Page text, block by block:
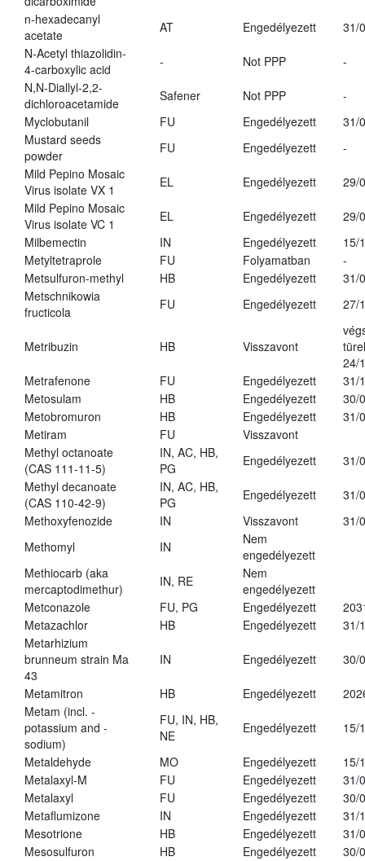
n-hexadecanyl
acetate
AT Engedélyezett
31/
N-Acetyl thiazolidin-
4-carboxylic acid
- Not PPP
-
N,N-Diallyl-2,2-
dichloroacetamide
Safener Not PPP
-
Myclobutanil
FU Engedélyezett
31/
Mustard seeds
powder
FU Engedélyezett
-
Mild Pepino Mosaic
Virus isolate VX 1
EL Engedélyezett
29/
Mild Pepino Mosaic
Virus isolate VC 1
EL Engedélyezett
29/
Milbemectin
IN Engedélyezett
15/
Metyltetraprole
FU Folyamatban
-
Metsulfuron-methyl
HB Engedélyezett
31/
Metschnikowia
fructicola
FU Engedélyezett 27/
Metribuzin HB Visszavont
24/
Metrafenone
FU Engedélyezett
31/
Metosulam
HB Engedélyezett
30/
Metobromuron
HB Engedélyezett
31/
Metiram
FU
Visszavont
Methyl octanoate
(CAS 111-11-5)
IN, AC, HB,
PG
Engedélyezett
31/
Methyl decanoate
(CAS 110-42-9)
IN, AC, HB,
PG
Engedélyezett
31/
Methoxyfenozide
IN Visszavont
31/
Methomyl
IN
Nem
engedélyezett
Methiocarb (aka
mercaptodimethur)
IN, RE
Nem
engedélyezett
Metconazole
FU, PG Engedélyezett
Metazachlor
HB Engedélyezett
31/
Metarhizium
brunneum strain Ma
43
IN Engedélyezett 30/
Metamitron HB Engedélyezett
Metam (incl. -
potassium and -
sodium)
FU, IN, HB,
NE
Engedélyezett 15/
Metaldehyde MO Engedélyezett
15/
Metalaxyl-M
FU Engedélyezett
31/
Metalaxyl
FU Engedélyezett
30/
Metaflumizone
IN Engedélyezett
31/
Mesotrione
HB Engedélyezett
31/
Mesosulfuron
HB Engedélyezett 30/